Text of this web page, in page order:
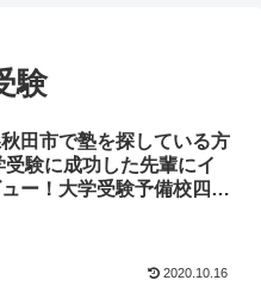
験
田市で塾を探している方
受験に成功した先輩にイ
ー！大学受験予備校四谷
2020.10.16